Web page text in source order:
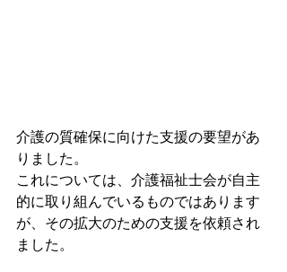
介護の質確保に向けた支援の要望があ
りました。
これについては、介護福祉士会が自主
的に取り組んでいるものではあります
が、その拡大のための支援を依頼され
ました。